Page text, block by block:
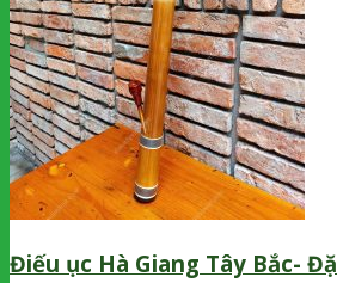
Điếu ục Hà Giang Tây Bắc-